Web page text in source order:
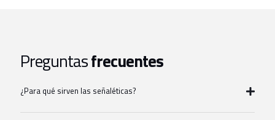
Preguntasfrecuentes
¿Para qué sirven las señaléticas?